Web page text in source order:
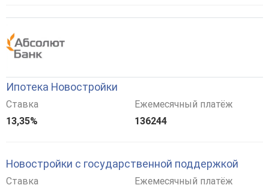
Ипотека Новостройки
Ставка
13,35%
Ежемесячный платёж
136244
Новостройки с государственной поддержкой
Ставка
Ежемесячный платёж